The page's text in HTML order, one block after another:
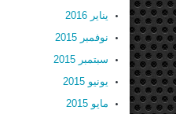
يناير 2016
نوفمبر 2015
سبتمبر 2015
يونيو 2015
مايو 2015